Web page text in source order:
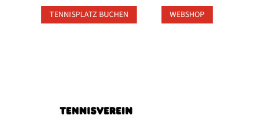
TENNISPLATZ BUCHEN WEBSHOP